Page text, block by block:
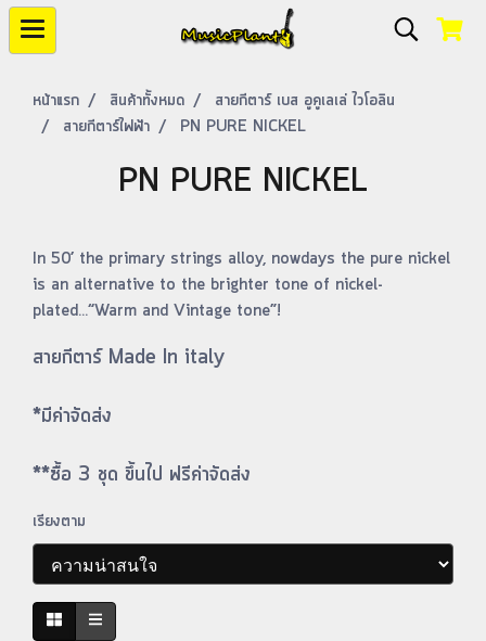
หน้าแรก สินค้าทั้งหมด
สายกีตาร์ เบส อูคูเลเล่ ไวโอลิน
สายกีตาร์ไฟฟ้า
PN PURE NICKEL
PN PURE NICKEL
In 50’ the primary strings alloy, nowdays the pure nickel
is an alternative to the brighter tone of nickel-
plated...“Warm and Vintage tone”!
สายกีตาร์ Made In italy
*มีค่าจัดส่ง
**ซื้อ 3 ชุด ขึ้นไป ฟรีค่าจัดส่ง
เรียงตาม